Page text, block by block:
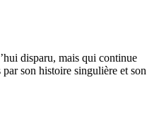
disparu, mais qui continue
son histoire singulière et son